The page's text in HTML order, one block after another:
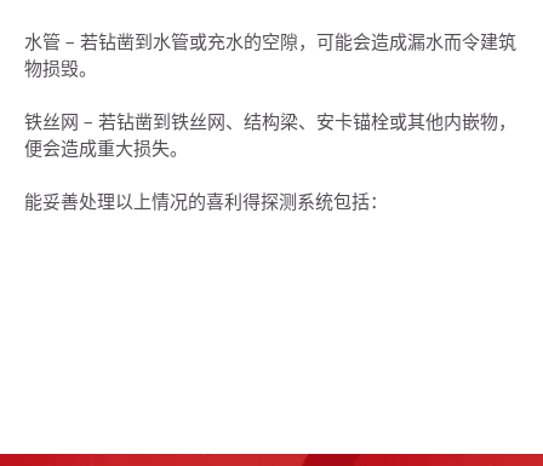
水管 – 若钻凿到水管或充水的空隙，可能会造成漏水而令建筑
物损毁。
铁丝网 – 若钻凿到铁丝网、结构梁、安卡锚栓或其他内嵌物，
便会造成重大损失。
能妥善处理以上情况的喜利得探测系统包括：